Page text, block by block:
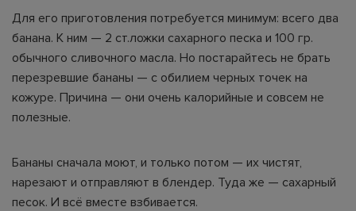
Для его приготовления потребуется минимум: всего два
банана. К ним — 2 ст.ложки сахарного песка и 100 гр.
обычного сливочного масла. Но постарайтесь не брать
перезревшие бананы — с обилием черных точек на
кожуре. Причина — они очень калорийные и совсем не
полезные.
Бананы сначала моют, и только потом — их чистят,
нарезают и отправляют в блендер. Туда же — сахарный
песок. И всё вместе взбивается.